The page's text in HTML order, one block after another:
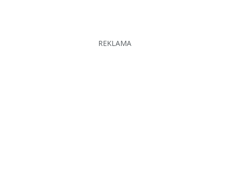
REKLAMA